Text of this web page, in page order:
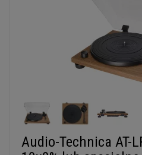
Audio-Technica AT-